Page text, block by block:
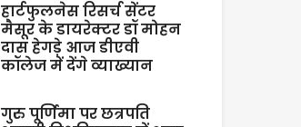
हार्टफुलनेस रिसर्च सेंटर
मैसूर के डायरेक्टर डॉ मोहन
दास हेगड़े आज डीएवी
कॉलेज में देंगे व्याख्यान
गुरु पूर्णिमा पर छत्रपति